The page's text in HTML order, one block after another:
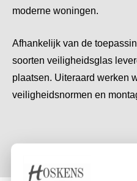
moderne woningen.
Afhankelijk van de
soorten veiligheidsglas
plaatsen. Uiteraard werken
veiligheidsnormen en